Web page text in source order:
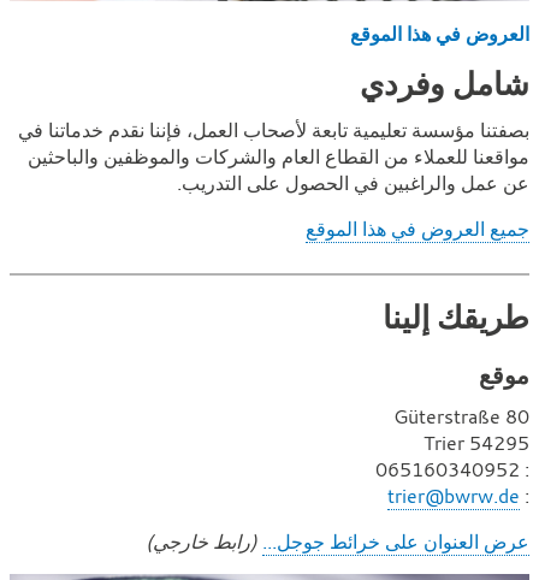
العروض في هذا الموقع
شامل وفردي
بصفتنا مؤسسة تعليمية تابعة لأصحاب العمل، فإننا نقدم خدماتنا في
مواقعنا للعملاء من القطاع العام والشركات والموظفين والباحثين
عن عمل والراغبين في الحصول على التدريب.
جميع العروض في هذا الموقع
طريقك إلينا
موقع
Güterstraße 80
54295 Trier
ر
ق
ا
: 065160340952
ب
ي
:
trier@bwrw.de
عرض العنوان على خرائط جوجل... (رابط خارجي)